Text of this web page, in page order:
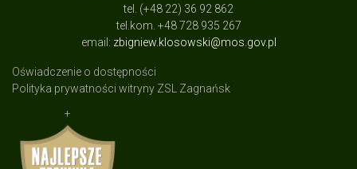
tel. (+48 22) 36 92 862
tel.kom. +48 728 935 267
email: zbigniew.klosowski@mos.gov.pl
Oświadczenie o dostępności
Polityka prywatności witryny ZSL Zagnańsk
+